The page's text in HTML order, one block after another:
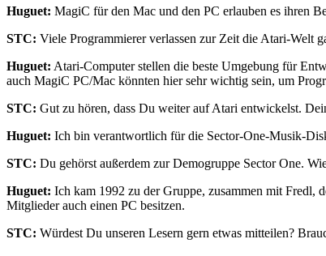
Huguet: MagiC für den Mac und den PC erlauben es ihren
STC: Viele Programmierer verlassen zur Zeit die Atari-Welt
Huguet: Atari-Computer stellen die beste Umgebung für
auch MagiC PC/Mac könnten hier sehr wichtig sein, um
STC: Gut zu hören, dass Du weiter auf Atari entwickelst.
Huguet: Ich bin verantwortlich für die Sector-One-Musik-
STC: Du gehörst außerdem zur Demogruppe Sector One.
Huguet: Ich kam 1992 zu der Gruppe, zusammen mit Fredl,
Mitglieder auch einen PC besitzen.
STC: Würdest Du unseren Lesern gern etwas mitteilen?